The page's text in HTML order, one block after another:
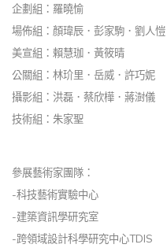
企劃組：羅曉愉
場佈組：顏瑋辰．彭家駒．劉人
美宣組：賴慧珈．黃筱晴
公關組：林玠里．岳威．許巧妮
攝影組：洪磊．蔡欣樺．蔣澍儀
技術組：朱家聖
參展藝術家團隊：
-科技藝術實驗中心
-建築資訊學研究室
-跨領域設計科學研究中心TDIS